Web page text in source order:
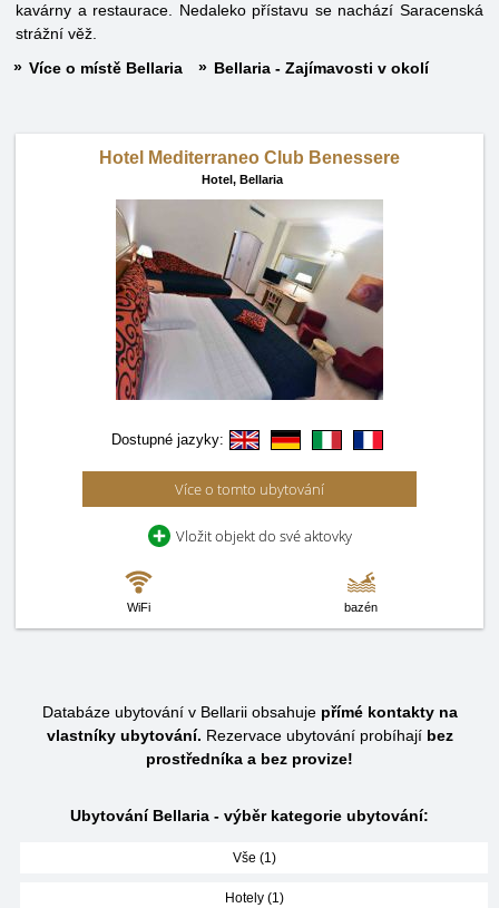
kavárny a restaurace. Nedaleko přístavu se nachází Saracenská
strážní věž.
Více o místě Bellaria
Bellaria - Zajímavosti v okolí
Hotel Mediterraneo Club Benessere
Hotel, Bellaria
Dostupné jazyky:
Více o tomto ubytování
Vložit objekt do své aktovky
WiFi bazén
Databáze ubytování v Bellarii obsahuje přímé kontakty na
vlastníky ubytování. Rezervace ubytování probíhají bez
prostředníka a bez provize!
Ubytování Bellaria - výběr kategorie ubytování:
Vše (1)
Hotely (1)